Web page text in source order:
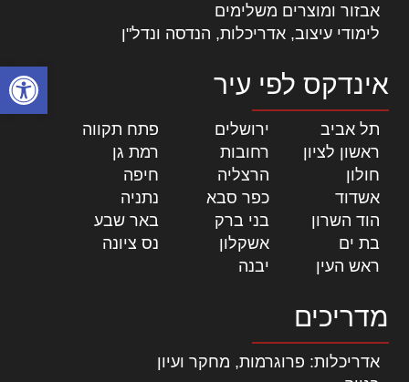
פתח
אבזור ומוצרים משלימים
לימודי עיצוב, אדריכלות, הנדסה ונדל"ן
אינדקס לפי עיר
תל אביב ירושלים פתח תקווה
ראשון לציון
רחובות רמת גן
חולון
הרצליה חיפה
אשדוד
כפר סבא נתניה
הוד השרון
בני ברק באר שבע
בת ים
אשקלון נס ציונה
ראש העין
יבנה
מדריכים
אדריכלות: פרוגרמות, מחקר ועיון